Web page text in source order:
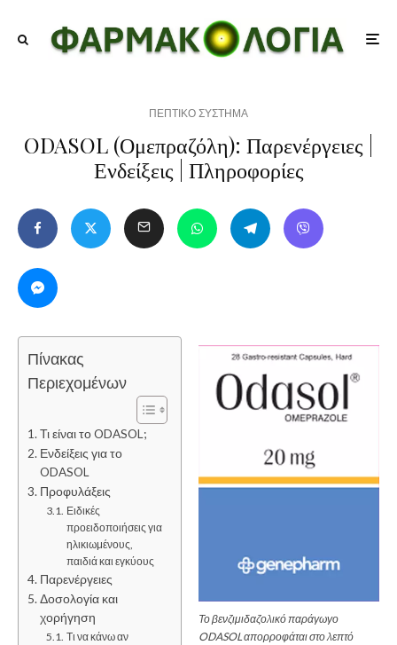
ΠΕΠΤΙΚΟ ΣΥΣΤΗΜΑ
ODASOL (Ομεπραζόλη): Παρενέργειες |
Ενδείξεις | Πληροφορίες
Το βενζιμιδαζολικό παράγωγο
ODASOL απορροφάται στο λεπτό
Πίνακας
Περιεχομένων
Τι είναι το ODASOL;
Ενδείξεις για το
ODASOL
Προφυλάξεις
Ειδικές
προειδοποιήσεις για
ηλικιωμένους,
παιδιά και εγκύους
Παρενέργειες
Δοσολογία και
χορήγηση
Τι να κάνω αν